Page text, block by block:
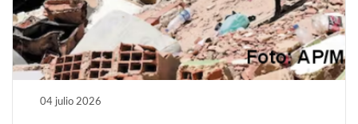
04 julio 2026